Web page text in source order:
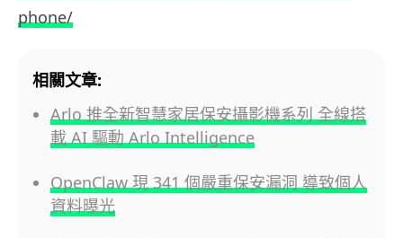
phone/
相關文章:
Arlo 推全新智慧家居保安攝影機系列 全線搭
載 AI 驅動 Arlo Intelligence
OpenClaw 現 341 個嚴重保安漏洞 導致個人
資料曝光